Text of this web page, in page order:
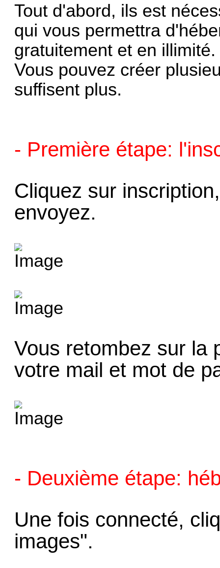
Tout d'abord, ils est
qui vous permettra
gratuitement et en illimité.
Vous pouvez créer
suffisent plus.
- Première étape:
Cliquez sur
envoyez.
Vous retombez sur la
votre mail et mot de
- Deuxième étape:
Une fois connecté,
images".